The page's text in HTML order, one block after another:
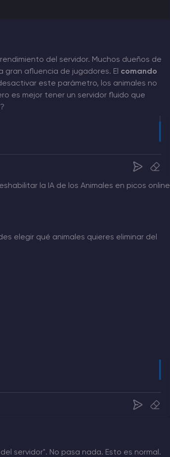
del servidor. Muchos dueños de
gran afluencia de jugadores. El comando
este parámetro, los animales no
es mejor tener un servidor fluido que
la IA de los Animales en picos online
elegir qué animales quieres eliminar del
servidor". No pasa nada. Esto es normal.